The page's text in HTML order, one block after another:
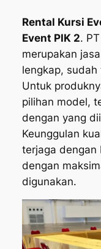
Rental Kursi
Event PIK 2.
merupakan
lengkap,
Untuk
pilihan model,
dengan yang
Keunggulan
terjaga dengan
dengan
digunakan.